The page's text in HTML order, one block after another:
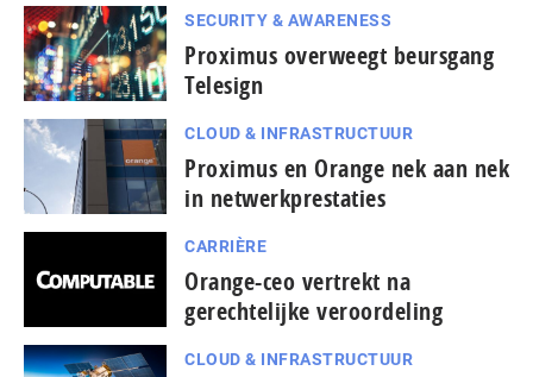
SECURITY & AWARENESS
Proximus overweegt beursgang
Telesign
CLOUD & INFRASTRUCTUUR
Proximus en Orange nek aan nek
in netwerkprestaties
CARRIÈRE
Orange-ceo vertrekt na
gerechtelijke veroordeling
CLOUD & INFRASTRUCTUUR